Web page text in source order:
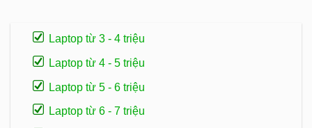
Laptop từ 3 - 4 triệu
Laptop từ 4 - 5 triệu
Laptop từ 5 - 6 triệu
Laptop từ 6 - 7 triệu